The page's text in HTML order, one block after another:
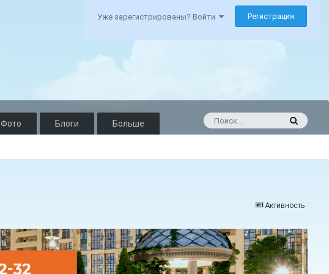
Уже зарегистрированы? Войти Регистрация
Фото Блоги Больше
Активность